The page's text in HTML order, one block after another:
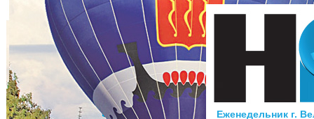
Еженедельник г.